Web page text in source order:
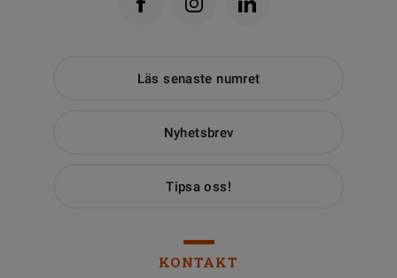
Läs senaste numret
Nyhetsbrev
Tipsa oss!
KONTAKT